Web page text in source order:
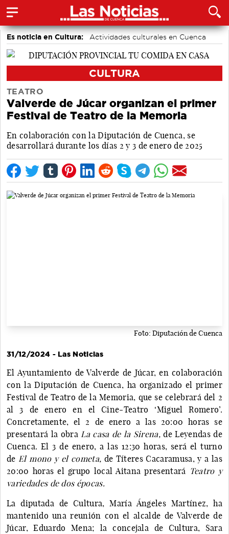
Es noticia en Cultura: Actividades culturales en Cuenca
CULTURA
TEATRO
Valverde de Júcar organizan el primer
Festival de Teatro de la Memoria
En colaboración con la Diputación de Cuenca, se
desarrollará durante los días 2 y 3 de enero de 2025
Foto: Diputación de Cuenca
31/12/2024 - Las Noticias
El Ayuntamiento de Valverde de Júcar, en colaboración
con la Diputación de Cuenca, ha organizado el primer
Festival de Teatro de la Memoria, que se celebrará del 2
al 3 de enero en el Cine-Teatro ‘Miguel Romero’.
Concretamente, el 2 de enero a las 20:00 horas se
presentará la obra La casa de la Sirena, de Leyendas de
Cuenca. El 3 de enero, a las 12:30 horas, será el turno
de El mono y el cometa, de Títeres Cacaramusa, y a las
20:00 horas el grupo local Aitana presentará Teatro y
variedades de dos épocas.
La diputada de Cultura, María Ángeles Martínez, ha
mantenido una reunión con el alcalde de Valverde de
Júcar, Eduardo Mena; la concejala de Cultura, Sara